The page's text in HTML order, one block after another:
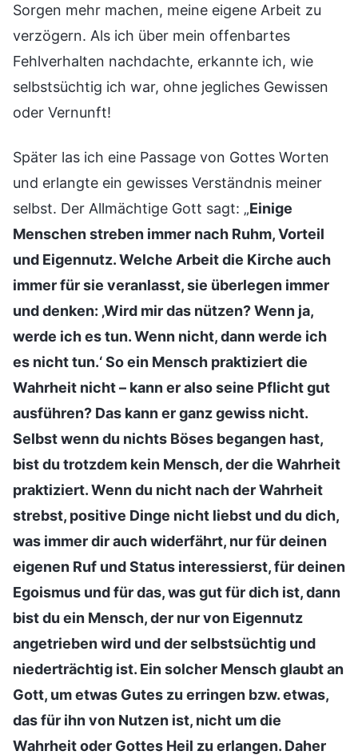
Sorgen mehr machen, meine eigene Arbeit zu
verzögern. Als ich über mein offenbartes
Fehlverhalten nachdachte, erkannte ich, wie
selbstsüchtig ich war, ohne jegliches Gewissen
oder Vernunft!
Später las ich eine Passage von Gottes Worten
und erlangte ein gewisses Verständnis meiner
selbst. Der Allmächtige Gott sagt: „Einige
Menschen streben immer nach Ruhm, Vorteil
und Eigennutz. Welche Arbeit die Kirche auch
immer für sie veranlasst, sie überlegen immer
und denken: ‚Wird mir das nützen? Wenn ja,
werde ich es tun. Wenn nicht, dann werde ich
es nicht tun.‘ So ein Mensch praktiziert die
Wahrheit nicht – kann er also seine Pflicht gut
ausführen? Das kann er ganz gewiss nicht.
Selbst wenn du nichts Böses begangen hast,
bist du trotzdem kein Mensch, der die Wahrheit
praktiziert. Wenn du nicht nach der Wahrheit
strebst, positive Dinge nicht liebst und du dich,
was immer dir auch widerfährt, nur für deinen
eigenen Ruf und Status interessierst, für deinen
Egoismus und für das, was gut für dich ist, dann
bist du ein Mensch, der nur von Eigennutz
angetrieben wird und der selbstsüchtig und
niederträchtig ist. Ein solcher Mensch glaubt an
Gott, um etwas Gutes zu erringen bzw. etwas,
das für ihn von Nutzen ist, nicht um die
Wahrheit oder Gottes Heil zu erlangen. Daher